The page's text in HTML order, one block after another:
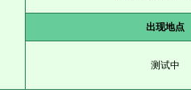
出现地点
测试中